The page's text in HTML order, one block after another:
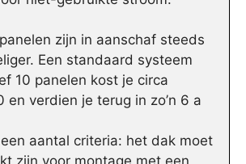
zijn in aanschaf steeds
Een standaard systeem
10 panelen kost je circa
en verdien je terug in zo’n 6 a
aantal criteria: het dak moet